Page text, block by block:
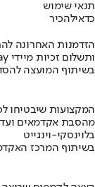
תנאי שימוש
כדאילהכיר
הזדמנות האחרונה
יחסי הימור משופרים, הפקדות ב-Apple Pay ותשלום זכיות מיידי
בשיתוף המועצה
המקצועות שיבטיחו
מהסבת אקדמאים ועד
בלוינסקי-וינגייט
בשיתוף המרכז האקדמי